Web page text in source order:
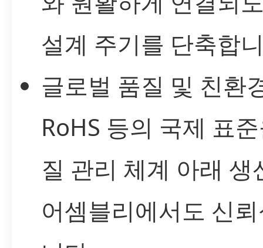
설계 주기를 단축합
글로벌 품질 및 친환
RoHS 등의 국제 표
질 관리 체계 아래
어셈블리에서도 신